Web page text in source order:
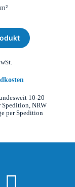
10-20
Spedition, NRW
per Spedition